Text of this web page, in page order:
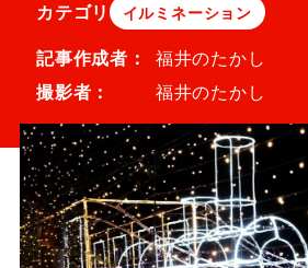
ふくたまとは メンバー紹介
掲載依頼 プライバシーポリシー
Japanese ▼
カテゴリ イルミネーション
記事作成者：
福井のたかし
撮影者：
福井のたかし